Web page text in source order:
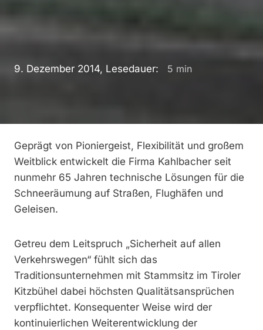
9. Dezember 2014, Lesedauer: 5 min
Geprägt von Pioniergeist, Flexibilität und großem
Weitblick entwickelt die Firma Kahlbacher seit
nunmehr 65 Jahren technische Lösungen für die
Schneeräumung auf Straßen, Flughäfen und
Geleisen.
Getreu dem Leitspruch „Sicherheit auf allen
Verkehrswegen“ fühlt sich das
Traditionsunternehmen mit Stammsitz im Tiroler
Kitzbühel dabei höchsten Qualitätsansprüchen
verpflichtet. Konsequenter Weise wird der
kontinuierlichen Weiterentwicklung der